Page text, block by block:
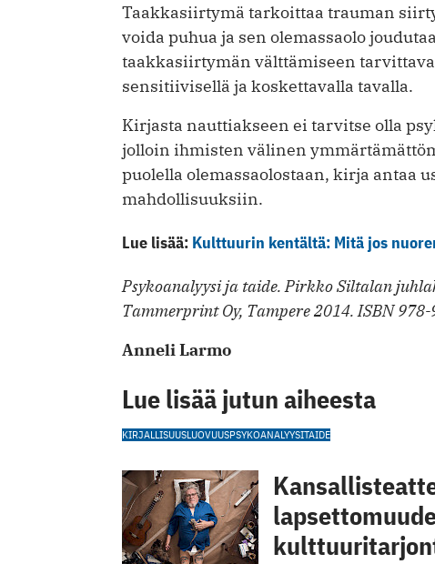
Taakkasiirtymä tarkoittaa trauman
voida puhua ja sen olemassaolo
taakkasiirtymän välttämiseen
sensitiivisellä ja koskettavalla tavalla.
Kirjasta nauttiakseen ei tarvitse olla
jolloin ihmisten välinen
puolella olemassaolostaan, kirja antaa
mahdollisuuksiin.
Lue lisää: Kulttuurin kentältä: Mitä jos
Psykoanalyysi ja taide. Pirkko Siltalan
Tammerprint Oy, Tampere 2014. ISBN
Anneli Larmo
Lue lisää jutun aiheesta
KIRJALLISUUSLUOVUUSPSYKOANALYYSITAIDE